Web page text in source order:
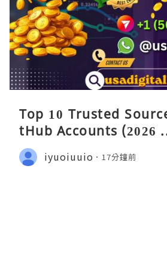
Top 10 Trusted
tHub Accounts (2026
iyuoiuuio 17分鐘前